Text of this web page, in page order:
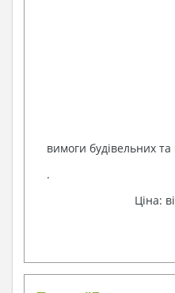
вимоги будівельних
.
Ціна: